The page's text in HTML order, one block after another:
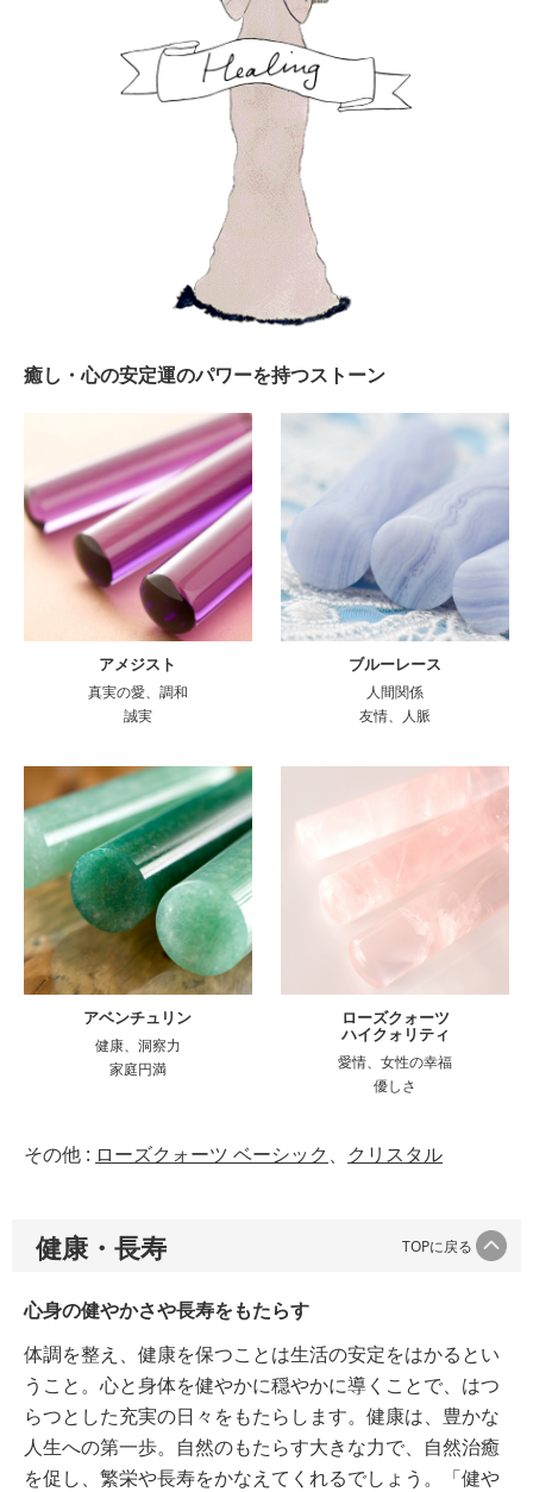
癒し・心の安定運のパワーを持つストーン
アメジスト
真実の愛、調和
誠実
ブルーレース
人間関係
友情、人脈
アベンチュリン
健康、洞察力
家庭円満
ローズクォーツ
ハイクォリティ
愛情、女性の幸福
優しさ
その他 : ローズクォーツ ベーシック 、 クリスタル
健康・長寿 TOPに戻る
心身の健やかさや長寿をもたらす
体調を整え、健康を保つことは生活の安定をはかるとい
うこと。心と身体を健やかに穏やかに導くことで、はつ
らつとした充実の日々をもたらします。健康は、豊かな
人生への第一歩。自然のもたらす大きな力で、自然治癒
を促し、繁栄や長寿をかなえてくれるでしょう。「健や